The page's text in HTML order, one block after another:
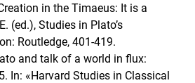
in the Timaeus: It is a
(ed.), Studies in Plato’s
Routledge, 401-419.
and talk of a world in flux:
In: «Harvard Studies in Classical